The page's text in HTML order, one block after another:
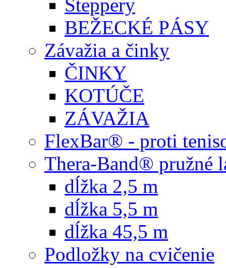
Steppery
BEŽECKÉ PÁSY
Závažia a činky
ČINKY
KOTÚČE
ZÁVAŽIA
FlexBar® - proti
Thera-Band® pružné
dĺžka 2,5 m
dĺžka 5,5 m
dĺžka 45,5 m
Podložky na cvičenie